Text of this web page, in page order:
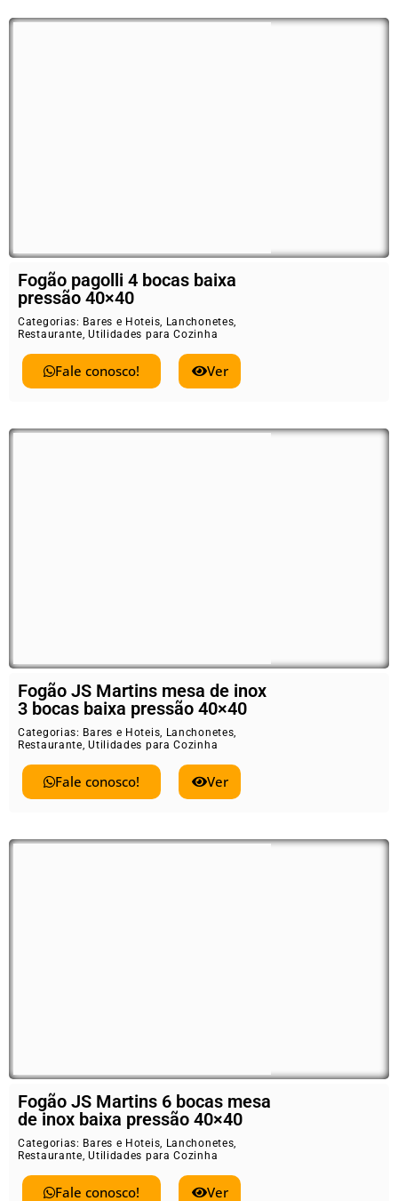
Fogão pagolli 4 bocas baixa
pressão 40×40
Categorias: Bares e Hoteis, Lanchonetes,
Restaurante,Utilidades para Cozinha
Fale conosco! Ver
Fogão JS Martins mesa de inox
3 bocas baixa pressão 40×40
Categorias: Bares e Hoteis, Lanchonetes,
Restaurante,Utilidades para Cozinha
Fale conosco! Ver
Fogão JS Martins 6 bocas mesa
de inox baixa pressão 40×40
Categorias: Bares e Hoteis, Lanchonetes,
Restaurante,Utilidades para Cozinha
Fale conosco! Ver